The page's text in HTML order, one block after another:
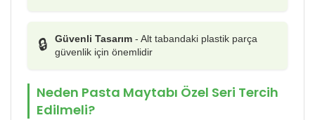
🔒 Güvenli Tasarım - Alt tabandaki plastik parça
güvenlik için önemlidir
Neden Pasta Maytabı Özel Seri Tercih
Edilmeli?